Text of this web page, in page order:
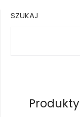
SZUKAJ
Produkty